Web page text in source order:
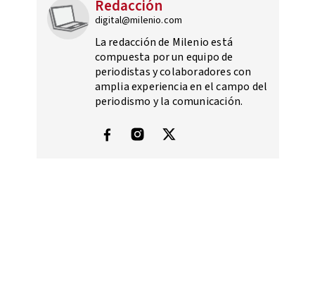
Redacción
digital@milenio.com
La redacción de Milenio está
compuesta por un equipo de
periodistas y colaboradores con
amplia experiencia en el campo del
periodismo y la comunicación.